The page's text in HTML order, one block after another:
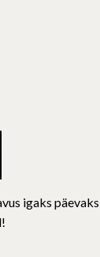
igaks